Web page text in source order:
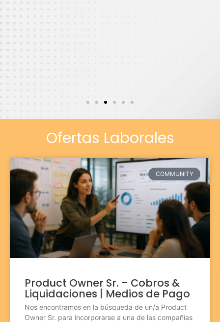
Ofertas Laborales
COMMUNITY
Product Owner Sr. – Cobros &
Liquidaciones | Medios de Pago
Nos encontramos en la búsqueda de un/a Product
Owner Sr. para incorporarse a una de las compañías